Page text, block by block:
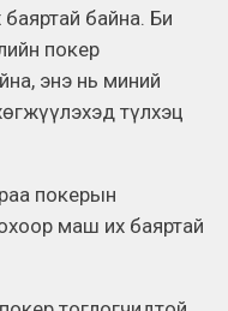
байна. Би
покер
энэ нь миний
түлхэц
покерын
маш их баяртай